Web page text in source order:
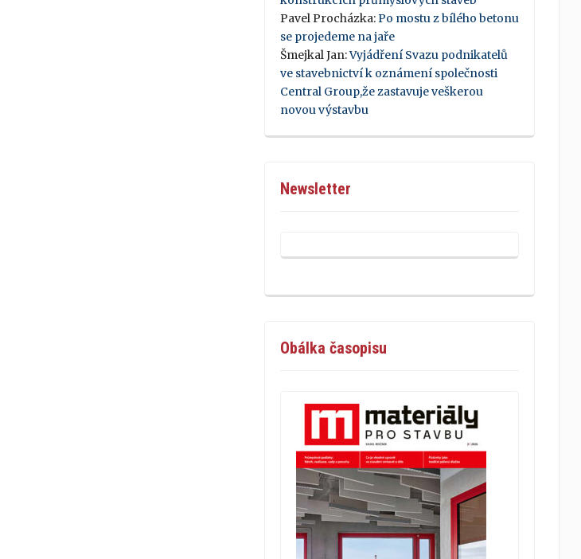
Pavel Procházka:Po mostu z bílého betonu
se projedeme na jaře
Šmejkal Jan:Vyjádření Svazu podnikatelů
ve stavebnictví k oznámení společnosti
Central Group,že zastavuje veškerou
novou výstavbu
Newsletter
Obálka časopisu